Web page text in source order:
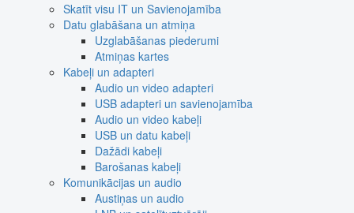
Skatīt visu IT un Savienojamība
Datu glabāšana un atmiņa
Uzglabāšanas piederumi
Atmiņas kartes
Kabeļi un adapteri
Audio un video adapteri
USB adapteri un savienojamība
Audio un video kabeļi
USB un datu kabeļi
Dažādi kabeļi
Barošanas kabeļi
Komunikācijas un audio
Austiņas un audio